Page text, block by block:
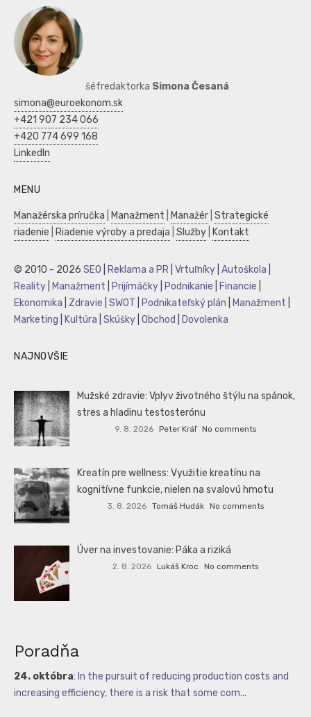
šéfredaktorka Simona Česaná
simona@euroekonom.sk
+421 907 234 066
+420 774 699 168
LinkedIn
MENU
Manažérska príručka Manažment Manažér Strategické
riadenie
Riadenie výroby a predaja Služby Kontakt
© 2010 - 2026 SEO Reklama a PR Vrtuľníky Autoškola
Reality
Manažment Prijímáčky Podnikanie Financie
Ekonomika
Zdravie SWOT Podnikateľský plán Manažment
Marketing
Kultúra Skúšky Obchod Dovolenka
NAJNOVŠIE
Mužské zdravie: Vplyv životného štýlu na spánok,
stres a hladinu testosterónu
9. 8. 2026 Peter Kráľ No comments
Kreatín pre wellness: Využitie kreatínu na
kognitívne funkcie, nielen na svalovú hmotu
3. 8. 2026 Tomáš Hudák No comments
Úver na investovanie: Páka a riziká
2. 8. 2026 Lukáš Kroc No comments
Poradňa
24. októbra: In the pursuit of reducing production costs and
increasing efficiency, there is a risk that some com...